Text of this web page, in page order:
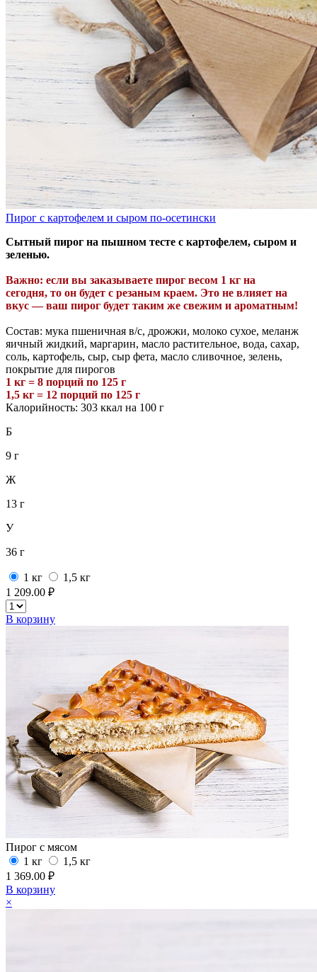
Пирог с картофелем и сыром по-осетински
Сытный пирог на пышном тесте с картофелем, сыром и
зеленью.
Важно: если вы заказываете пирог весом 1 кг на
сегодня, то он будет с резаным краем. Это не влияет на
вкус — ваш пирог будет таким же свежим и ароматным!
Состав: мука пшеничная в/с, дрожжи, молоко сухое, меланж
яичный жидкий, маргарин, масло растительное, вода, сахар,
соль, картофель, сыр, сыр фета, масло сливочное, зелень,
покрытие для пирогов
1 кг = 8 порций по 125 г
1,5 кг = 12 порций по 125 г
Калорийность: 303 ккал на 100 г
Б
9 г
Ж
13 г
У
36 г
1 кг
1,5 кг
1 209.00 ₽
В корзину
Пирог с мясом
1 кг
1,5 кг
1 369.00 ₽
В корзину
×